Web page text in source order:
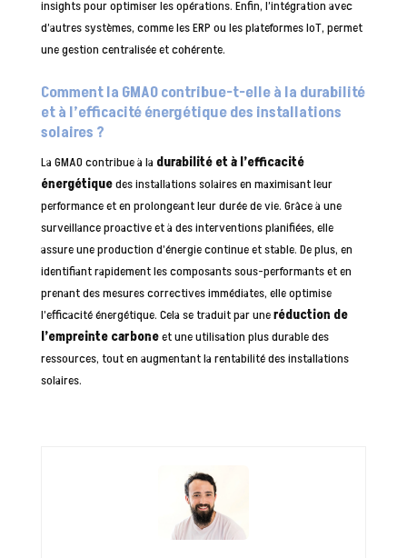
insights pour optimiser les opérations. Enfin, l’intégration avec
d’autres systèmes, comme les ERP ou les plateformes IoT, permet
une gestion centralisée et cohérente.
Comment la GMAO contribue-t-elle à la durabilité
et à l’efficacité énergétique des installations
solaires ?
La GMAO contribue à la durabilité et à l’efficacité
énergétiquedes installations solaires en maximisant leur
performance et en prolongeant leur durée de vie. Grâce à une
surveillance proactive et à des interventions planifiées, elle
assure une production d’énergie continue et stable. De plus, en
identifiant rapidement les composants sous-performants et en
prenant des mesures correctives immédiates, elle optimise
l’efficacité énergétique. Cela se traduit par uneréduction de
l’empreinte carboneet une utilisation plus durable des
ressources, tout en augmentant la rentabilité des installations
solaires.